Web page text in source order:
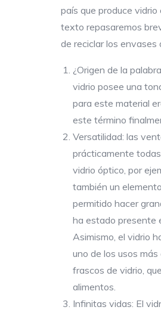
país que produce
texto repasaremos
de reciclar los envases
¿Origen de la
vidrio posee una
para este material
este término
Versatilidad: las
prácticamente
vidrio óptico, por
también un
permitido hacer
ha estado presente
Asimismo, el vidrio
uno de los usos
frascos de vidrio,
alimentos.
Infinitas vidas: El